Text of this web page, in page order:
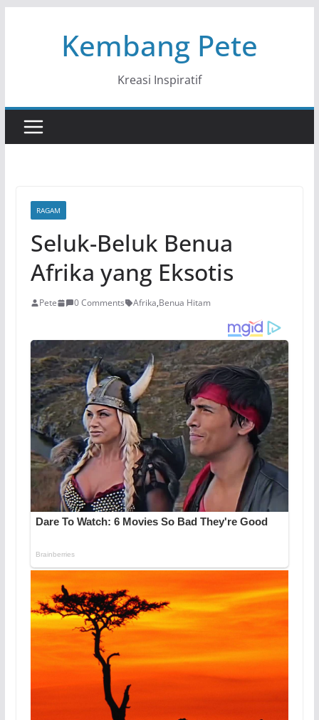
Kembang Pete
Kreasi Inspiratif
RAGAM
Seluk-Beluk Benua
Afrika yang Eksotis
Pete 0 Comments Afrika,Benua Hitam